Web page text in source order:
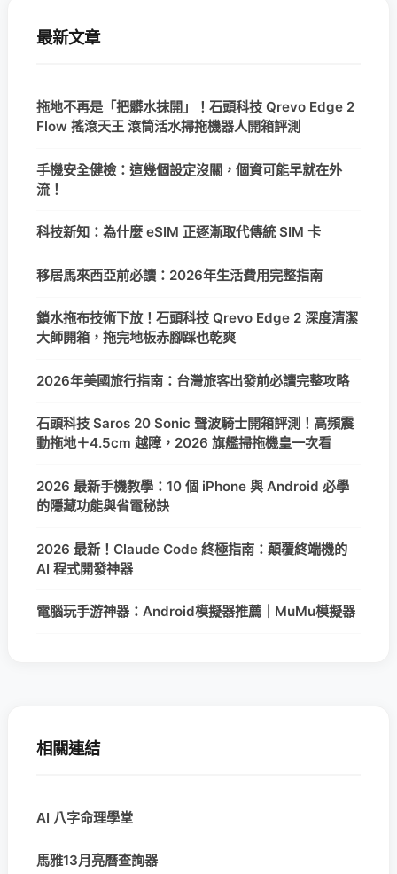
最新文章
拖地不再是「把髒水抹開」！石頭科技 Qrevo Edge 2
Flow 搖滾天王 滾筒活水掃拖機器人開箱評測
手機安全健檢：這幾個設定沒關，個資可能早就在外
流！
科技新知：為什麼 eSIM 正逐漸取代傳統 SIM 卡
移居馬來西亞前必讀：2026年生活費用完整指南
鎖水拖布技術下放！石頭科技 Qrevo Edge 2 深度清潔
大師開箱，拖完地板赤腳踩也乾爽
2026年美國旅行指南：台灣旅客出發前必讀完整攻略
石頭科技 Saros 20 Sonic 聲波騎士開箱評測！高頻震
動拖地＋4.5cm 越障，2026 旗艦掃拖機皇一次看
2026 最新手機教學：10 個 iPhone 與 Android 必學
的隱藏功能與省電秘訣
2026 最新！Claude Code 終極指南：顛覆終端機的
AI 程式開發神器
電腦玩手游神器：Android模擬器推薦｜MuMu模擬器
相關連結
AI 八字命理學堂
馬雅13月亮曆查詢器